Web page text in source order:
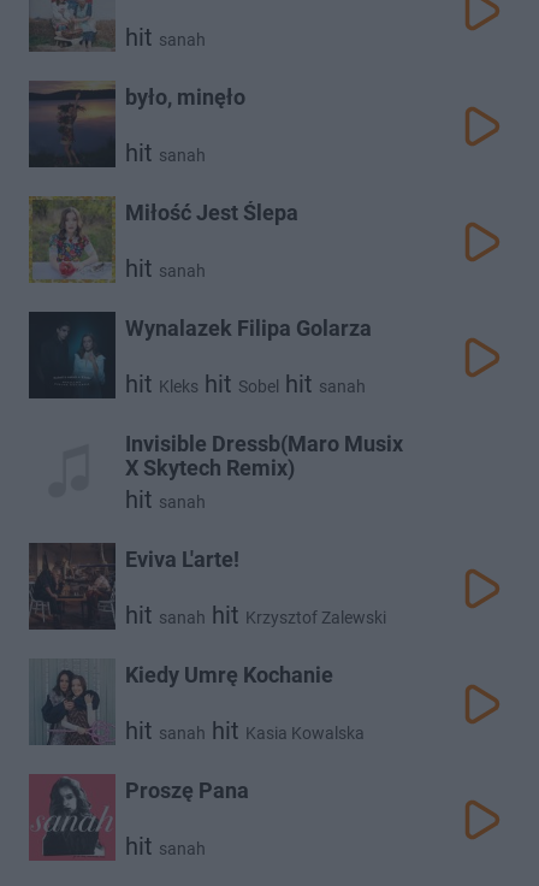
hit sanah
było, minęło
hit sanah
Miłość Jest Ślepa
hit sanah
Wynalazek Filipa Golarza
hit Kleks hit Sobel hit sanah
Invisible Dressb(Maro Musix
X Skytech Remix)
hit sanah
Eviva L'arte!
hit sanah hit Krzysztof Zalewski
Kiedy Umrę Kochanie
hit sanah hit Kasia Kowalska
Proszę Pana
hit sanah